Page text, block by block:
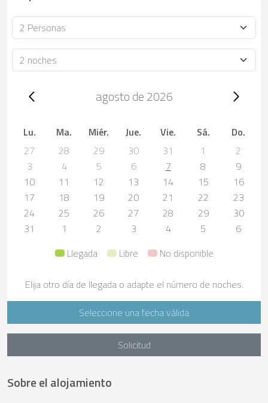
Ocupación
Duración
Trip dates, agosto de 2026
agosto de 2026
Lu. Ma. Miér. Jue. Vie. Sá.
Do.
27
28 29 30 31 1
2
3
4 5 6 7 8
9
10
11 12 13 14 15
16
17
18 19 20 21 22
23
24
25 26 27 28 29
30
31
1 2 3 4 5
6
Llegada
Libre No disponible
Elija otro día de llegada o adapte el número de noches.
Seleccione una fecha válida
Solicitud
Sobre el alojamiento